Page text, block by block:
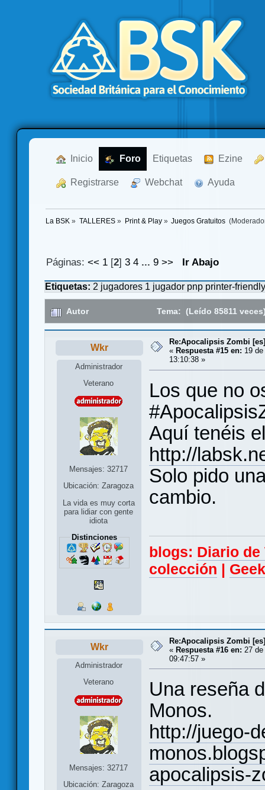
Inicio Foro Etiquetas Ezine
Registrarse Webchat Ayuda
La BSK » TALLERES» Print & Play» Juegos Gratuitos
Páginas:<< 1 [2]3 4 ...9 >> Ir Abajo
Etiquetas: 2 jugadores 1 jugador pnp printer-friendly
Autor Tema: (Leído 85811
Wkr
Administrador
Veterano
Mensajes: 32717
Ubicación: Zaragoza
La vida es muy corta
para lidiar con gente
idiota
Distinciones
Re:Apocalipsis Zombi [es]
« Respuesta #15 en: 19
13:10:38 »
Los que no
Aquí tenéis
http://
Solo pido
cambio.
blogs: Diario
colección |
Wkr
Administrador
Veterano
Mensajes: 32717
Ubicación: Zaragoza
Re:Apocalipsis Zombi [es]
« Respuesta #16 en: 27
09:47:57 »
Una reseña
Monos.
http://juego-
apocalipsis-